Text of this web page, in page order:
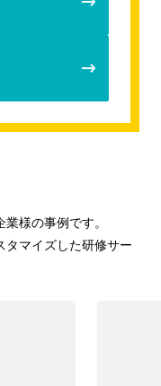
様の事例です。
タマイズした研修サー